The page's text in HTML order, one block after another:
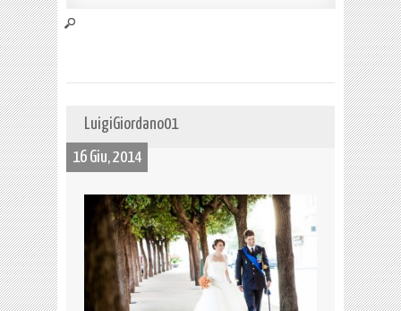
LuigiGiordano01
16 Giu, 2014